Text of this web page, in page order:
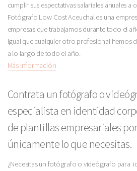
cumplir sus espectativas salariales anuales a
Fotógrafo Low Cost Aceuchal es una
empresas que trabajamos durante todo el
igual que cualquier otro profesional hemos
a lo largo de todo el año.
Más Información
Contrata un fotógrafo o
especialista en identidad
de plantillas empresariales
únicamente lo que necesitas.
¿Necesitas un fotógrafo o videógrafo para